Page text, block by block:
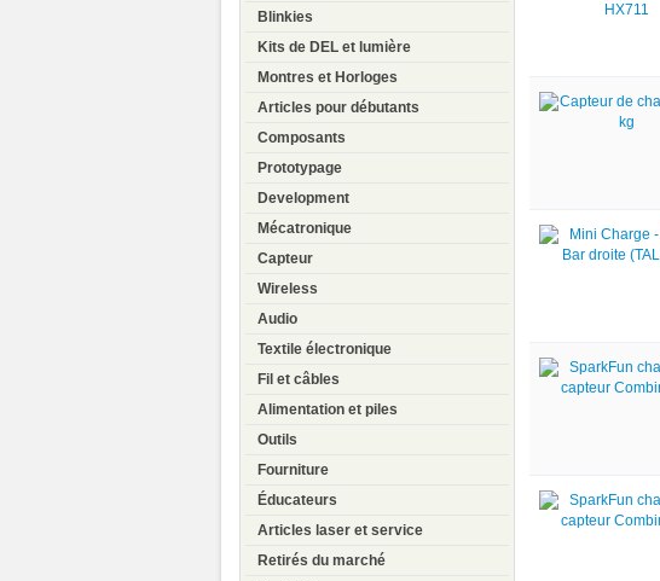
Blinkies
Kits de DEL et lumière
Montres et Horloges
Articles pour débutants
Composants
Prototypage
Development
Mécatronique
Capteur
Wireless
Audio
Textile électronique
Fil et câbles
Alimentation et piles
Outils
Fourniture
Éducateurs
Articles laser et service
Retirés du marché